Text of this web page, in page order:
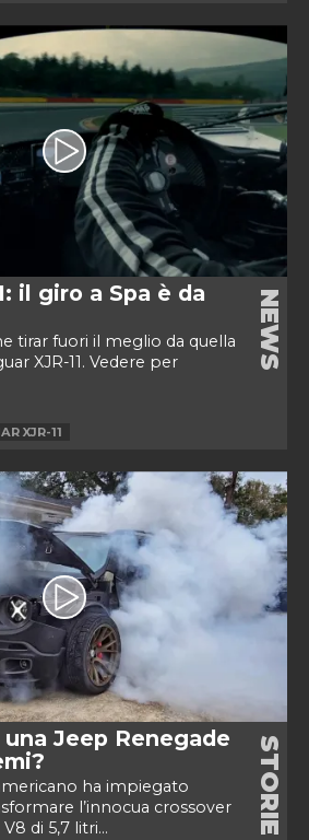
il giro a Spa è da
tirar fuori il meglio da quella
XJR-11. Vedere per
NEWS
XJR-11
Jeep Renegade
ha impiegato
l’innocua crossover
di 5,7 litri...
STORIE